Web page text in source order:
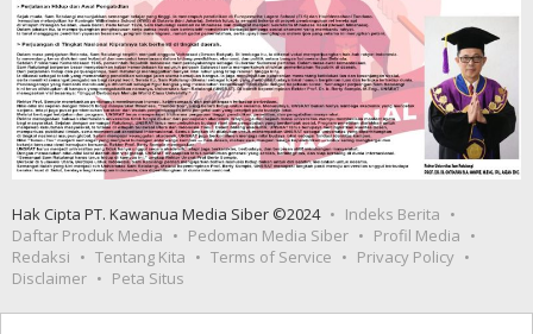
Hak Cipta PT. Kawanua Media Siber ©2024
Indeks Berita
Daftar Produk Media
Pedoman Media Siber
Profil Media
Redaksi
Tentang Kita Terms of Service
Privacy Policy
Disclaimer
Peta Situs